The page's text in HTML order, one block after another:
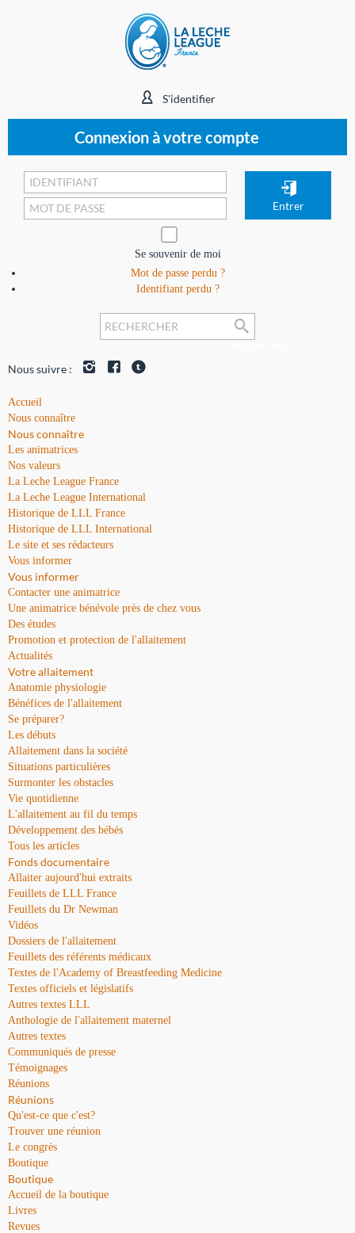
S'identifier
Connexion à votre compte
Se souvenir de moi
Mot de passe perdu ?
Identifiant perdu ?
Nous suivre :
Accueil
Nous connaître
Nous connaître
Les animatrices
Nos valeurs
La Leche League France
La Leche League International
Historique de LLL France
Historique de LLL International
Le site et ses rédacteurs
Vous informer
Vous informer
Contacter une animatrice
Une animatrice bénévole près de chez vous
Des études
Promotion et protection de l'allaitement
Actualités
Votre allaitement
Anatomie physiologie
Bénéfices de l'allaitement
Se préparer?
Les débuts
Allaitement dans la société
Situations particulières
Surmonter les obstacles
Vie quotidienne
L'allaitement au fil du temps
Développement des bébés
Tous les articles
Fonds documentaire
Allaiter aujourd'hui extraits
Feuillets de LLL France
Feuillets du Dr Newman
Vidéos
Dossiers de l'allaitement
Feuillets des référents médicaux
Textes de l'Academy of Breastfeeding Medicine
Textes officiels et législatifs
Autres textes LLL
Anthologie de l'allaitement maternel
Autres textes
Communiqués de presse
Témoignages
Réunions
Réunions
Qu'est-ce que c'est?
Trouver une réunion
Le congrès
Boutique
Boutique
Accueil de la boutique
Livres
Revues